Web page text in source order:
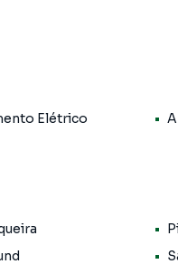
garantindo que
o centro de Osasco
uma ótima
e descobrir todas as
Elétrico